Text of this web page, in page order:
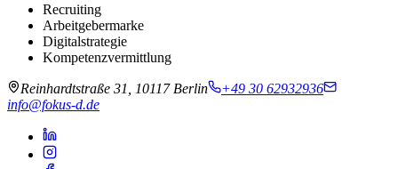
Recruiting
Arbeitgebermarke
Digitalstrategie
Kompetenzvermittlung
Reinhardtstraße 31, 10117 Berlin
+49 30 62932936
info@fokus-d.de